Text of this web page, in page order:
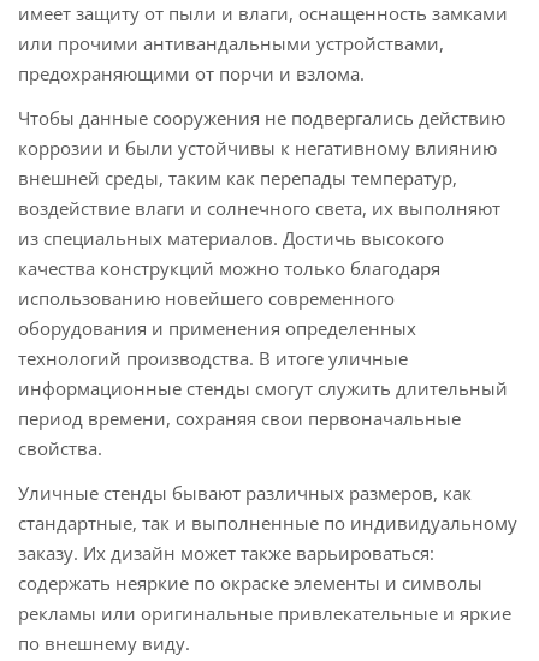
имеет защиту от пыли и влаги, оснащенность замками
или прочими антивандальными устройствами,
предохраняющими от порчи и взлома.
Чтобы данные сооружения не подвергались действию
коррозии и были устойчивы к негативному влиянию
внешней среды, таким как перепады температур,
воздействие влаги и солнечного света, их выполняют
из специальных материалов. Достичь высокого
качества конструкций можно только благодаря
использованию новейшего современного
оборудования и применения определенных
технологий производства. В итоге уличные
информационные стенды смогут служить длительный
период времени, сохраняя свои первоначальные
свойства.
Уличные стенды бывают различных размеров, как
стандартные, так и выполненные по индивидуальному
заказу. Их дизайн может также варьироваться:
содержать неяркие по окраске элементы и символы
рекламы или оригинальные привлекательные и яркие
по внешнему виду.